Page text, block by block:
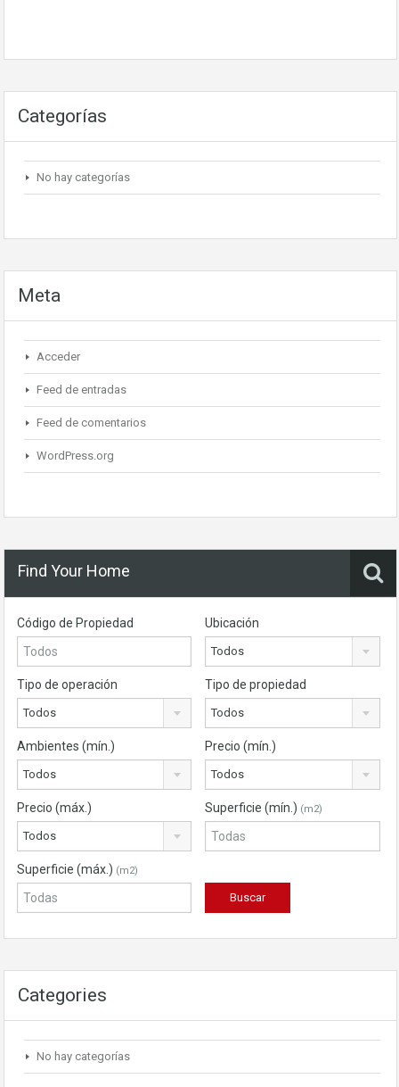
Categorías
No hay categorías
Meta
Acceder
Feed de entradas
Feed de comentarios
WordPress.org
Find Your Home
Código de Propiedad Ubicación
Todos
Tipo de operación
Todos
Tipo de propiedad
Todos
Ambientes (mín.)
Todos
Precio (mín.)
Todos
Precio (máx.)
Todos
Superficie (mín.) (m2)
Superficie (máx.) (m2)
Categories
No hay categorías